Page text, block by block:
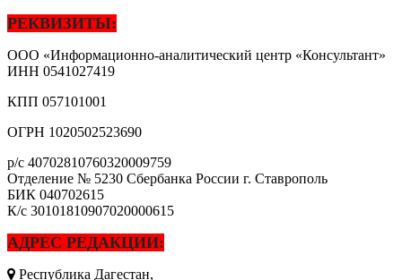
РЕКВИЗИТЫ:
ООО «Информационно-аналитический центр «Консультант»
ИНН 0541027419
КПП 057101001
ОГРН 1020502523690
р/с 40702810760320009759
Отделение № 5230 Сбербанка России г. Ставрополь
БИК 040702615
К/с 30101810907020000615
АДРЕС РЕДАКЦИИ:
Республика Дагестан,